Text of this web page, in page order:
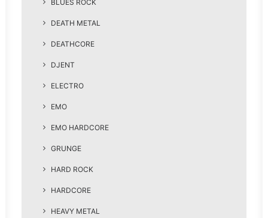
BLUES ROCK
DEATH METAL
DEATHCORE
DJENT
ELECTRO
EMO
EMO HARDCORE
GRUNGE
HARD ROCK
HARDCORE
HEAVY METAL